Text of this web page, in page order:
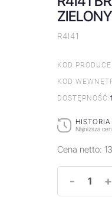
R4I41
KOD
KOD
DOSTĘPNOŚĆ:
Najniższa
Cena netto:
- +